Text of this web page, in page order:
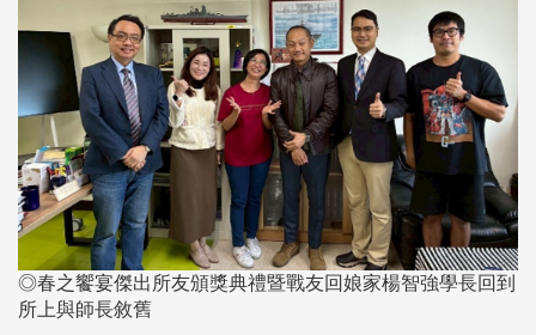
◎春之饗宴傑出所友頒獎典禮暨戰友回娘家楊智強學長回到
所上與師長敘舊